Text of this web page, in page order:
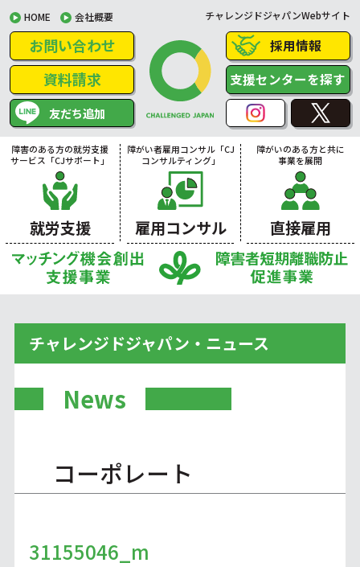
HOME 会社概要 チャレンジドジャパンWebサイト
お問い合わせ
資料請求
友だち追加
採用情報
支援センターを探す
障害のある方の就労支援
サービス「CJサポート」
就労支援
障がい者雇用コンサル「CJ
コンサルティング」
雇用コンサル
障がいのある方と共に
事業を展開
直接雇用
チャレンジドジャパン・ニュース
News
コーポレート
31155046_m